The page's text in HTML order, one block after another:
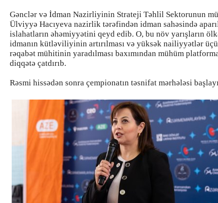
Gənclər və İdman Nazirliyinin Strateji Təhlil Sektorunun
Ülviyyə Hacıyeva nazirlik tərəfindən idman sahəsində
islahatların əhəmiyyətini qeyd edib. O, bu növ yarışların
idmanın kütləviliyinin artırılması və yüksək nailiyyətlər
rəqabət mühitinin yaradılması baxımından mühüm
diqqətə çatdırıb.
Rəsmi hissədən sonra çempionatın təsnifat mərhələsi